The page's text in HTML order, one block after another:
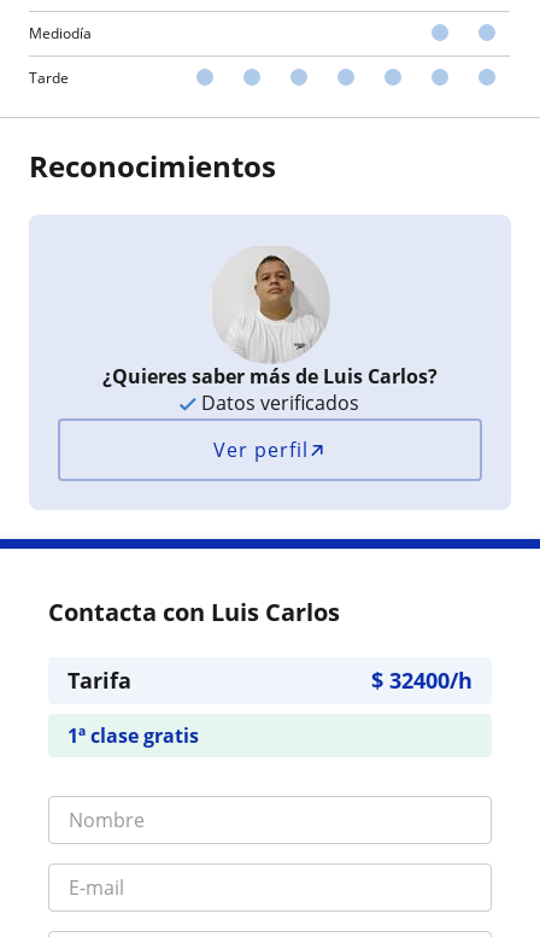
Mediodía
Tarde
Reconocimientos
¿Quieres saber más de Luis Carlos?
Datos verificados
Ver perfil
Contacta con Luis Carlos
Tarifa $ 32400/h
1ª clase gratis